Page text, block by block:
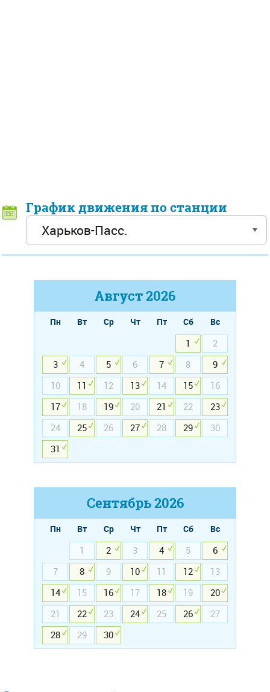
График движения по станции
Август2026
Пн Вт Ср Чт Пт Сб
Вс
1
2
3
4 5 6 7 8
9
10
11 12 13 14 15
16
17
18 19 20 21 22
23
24
25 26 27 28 29
30
31
Сентябрь2026
Пн Вт Ср Чт Пт Сб
Вс
1
2 3 4 5
6
7
8 9 10 11 12
13
14
15 16 17 18 19
20
21
22 23 24 25 26
27
28
29 30